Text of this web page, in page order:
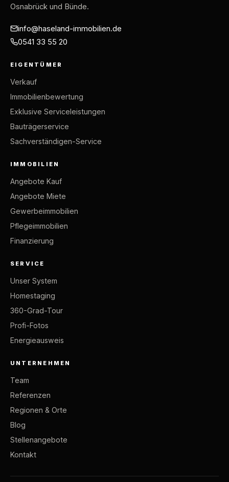
Osnabrück und Bünde.
info@haseland-immobilien.de
0541 33 55 20
EIGENTÜMER
Verkauf
Immobilienbewertung
Exklusive Serviceleistungen
Bauträgerservice
Sachverständigen-Service
IMMOBILIEN
Angebote Kauf
Angebote Miete
Gewerbeimmobilien
Pflegeimmobilien
Finanzierung
SERVICE
Unser System
Homestaging
360-Grad-Tour
Profi-Fotos
Energieausweis
UNTERNEHMEN
Team
Referenzen
Regionen & Orte
Blog
Stellenangebote
Kontakt